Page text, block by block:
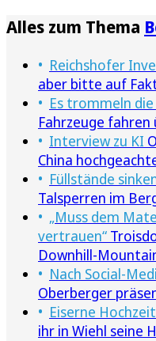
Alles zum Thema
Reichshofer
aber bitte auf
Es trommeln
Fahrzeuge fahren
Interview zu KI
China
Füllstände
Talsperren im
„Muss dem
vertrauen“
Downhill-
Nach Social-
Oberberger
Eiserne Hochzeit
ihr in Wiehl seine